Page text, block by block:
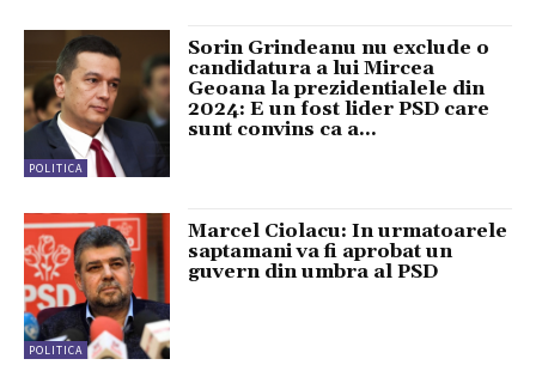
POLITICA
Sorin Grindeanu nu exclude o
candidatura a lui Mircea
Geoana la prezidentialele din
2024: E un fost lider PSD care
sunt convins ca a...
POLITICA
Marcel Ciolacu: In urmatoarele
saptamani va fi aprobat un
guvern din umbra al PSD